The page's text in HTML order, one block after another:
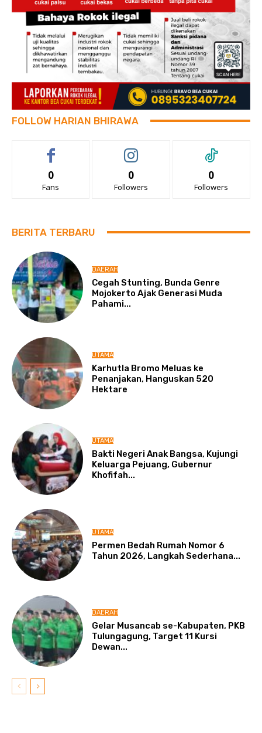
FOLLOW HARIAN BHIRAWA
0
Fans
0
Followers
0
Followers
BERITA TERBARU
DAERAH
Cegah Stunting, Bunda Genre
Mojokerto Ajak Generasi Muda
Pahami...
UTAMA
Karhutla Bromo Meluas ke
Penanjakan, Hanguskan 520
Hektare
UTAMA
Bakti Negeri Anak Bangsa, Kujungi
Keluarga Pejuang, Gubernur
Khofifah...
UTAMA
Permen Bedah Rumah Nomor 6
Tahun 2026, Langkah Sederhana...
DAERAH
Gelar Musancab se-Kabupaten, PKB
Tulungagung, Target 11 Kursi
Dewan...